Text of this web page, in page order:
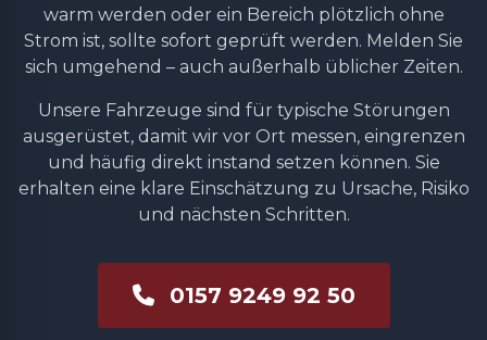
warm werden oder ein Bereich plötzlich ohne
Strom ist, sollte sofort geprüft werden. Melden Sie
sich umgehend – auch außerhalb üblicher Zeiten.
Unsere Fahrzeuge sind für typische Störungen
ausgerüstet, damit wir vor Ort messen, eingrenzen
und häufig direkt instand setzen können. Sie
erhalten eine klare Einschätzung zu Ursache, Risiko
und nächsten Schritten.
0157 9249 92 50